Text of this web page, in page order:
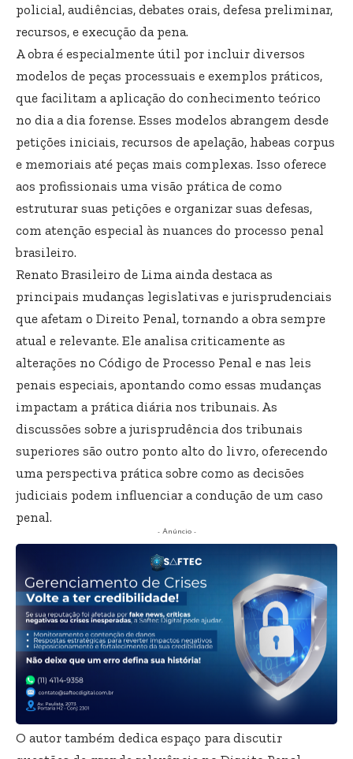
policial, audiências, debates orais, defesa preliminar,
recursos, e execução da pena.
A obra é especialmente útil por incluir diversos
modelos de peças processuais e exemplos práticos,
que facilitam a aplicação do conhecimento teórico
no dia a dia forense. Esses modelos abrangem desde
petições iniciais, recursos de apelação, habeas corpus
e memoriais até peças mais complexas. Isso oferece
aos profissionais uma visão prática de como
estruturar suas petições e organizar suas defesas,
com atenção especial às nuances do processo penal
brasileiro.
Renato Brasileiro de Lima ainda destaca as
principais mudanças legislativas e jurisprudenciais
que afetam o Direito Penal, tornando a obra sempre
atual e relevante. Ele analisa criticamente as
alterações no Código de Processo Penal e nas leis
penais especiais, apontando como essas mudanças
impactam a prática diária nos tribunais. As
discussões sobre a jurisprudência dos tribunais
superiores são outro ponto alto do livro, oferecendo
uma perspectiva prática sobre como as decisões
judiciais podem influenciar a condução de um caso
penal.
- Anúncio -
O autor também dedica espaço para discutir